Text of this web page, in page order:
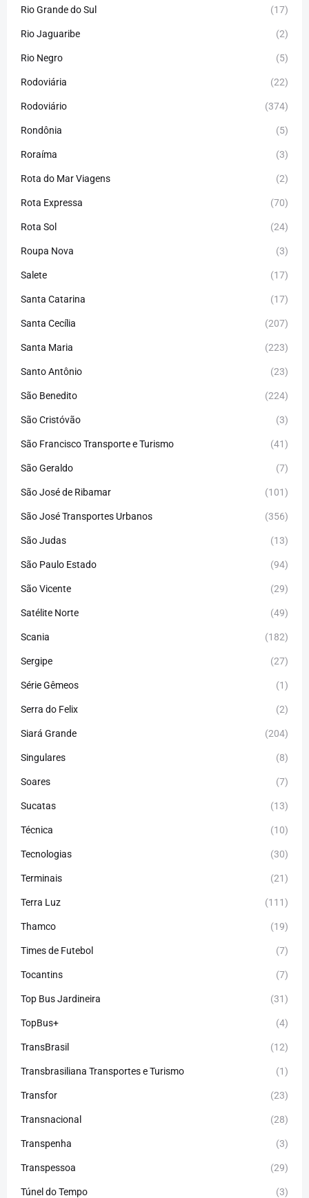
Rio Grande do Sul (17)
Rio Jaguaribe (2)
Rio Negro (5)
Rodoviária (22)
Rodoviário (374)
Rondônia (5)
Roraíma (3)
Rota do Mar Viagens (2)
Rota Expressa (70)
Rota Sol (24)
Roupa Nova (3)
Salete (17)
Santa Catarina (17)
Santa Cecília (207)
Santa Maria (223)
Santo Antônio (23)
São Benedito (224)
São Cristóvão (3)
São Francisco Transporte e Turismo (41)
São Geraldo (7)
São José de Ribamar (101)
São José Transportes Urbanos (356)
São Judas (13)
São Paulo Estado (94)
São Vicente (29)
Satélite Norte (49)
Scania (182)
Sergipe (27)
Série Gêmeos (1)
Serra do Felix (2)
Siará Grande (204)
Singulares (8)
Soares (7)
Sucatas (13)
Técnica (10)
Tecnologias (30)
Terminais (21)
Terra Luz (111)
Thamco (19)
Times de Futebol (7)
Tocantins (7)
Top Bus Jardineira (31)
TopBus+ (4)
TransBrasil (12)
Transbrasiliana Transportes e Turismo (1)
Transfor (23)
Transnacional (28)
Transpenha (3)
Transpessoa (29)
Túnel do Tempo (3)